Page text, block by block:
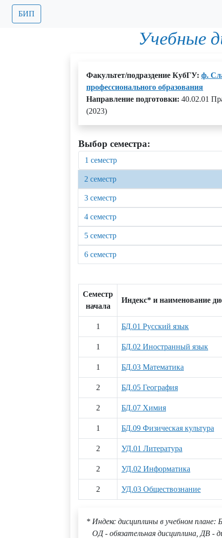
БИП
Учебные
Факультет/подраздение КубГУ: ф.
профессионального образования
Направление подготовки: 40.02.01
(2023)
Выбор семестра:
1 семестр
2 семестр
3 семестр
4 семестр
5 семестр
6 семестр
Семестр
начала
Индекс* и наименование
1 БД.01 Русский язык
1 БД.02 Иностранный язык
1 БД.03 Математика
2 БД.05 География
2 БД.07 Химия
1 БД.09 Физическая культура
2 УД.01 Литература
2 УД.02 Информатика
2 УД.03 Обществознание
* Индекс дисциплины в учебном плане:
ОД - обязательная дисциплина, ДВ -